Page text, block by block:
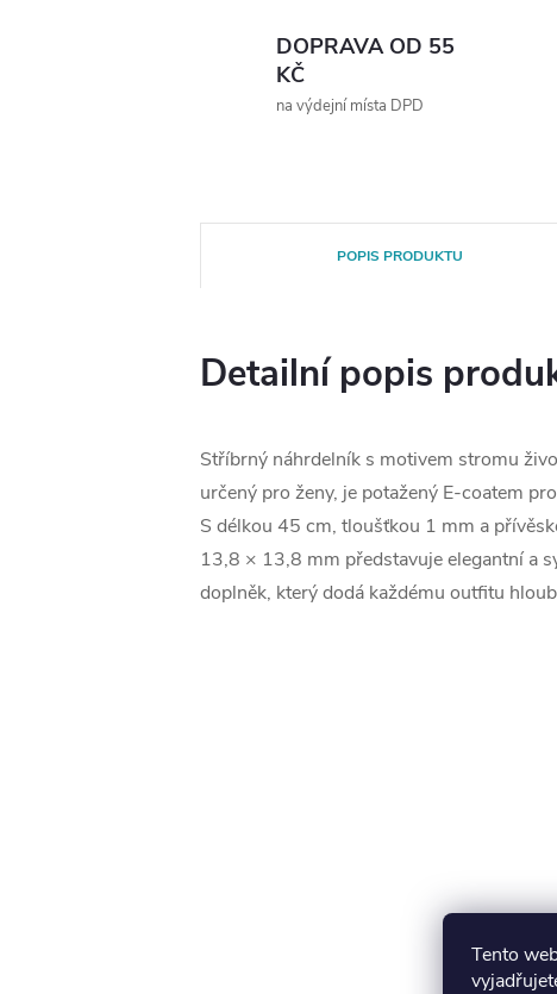
Tento
DOPRAVA OD 55
KČ
na výdejní místa DPD
POPIS PRODUKTU
Detailní popis
Stříbrný náhrdelník s motivem stromu
určený pro ženy, je potažený E-coatem
S délkou 45 cm, tloušťkou 1 mm a
13,8 × 13,8 mm představuje elegantní a
doplněk, který dodá každému outfitu